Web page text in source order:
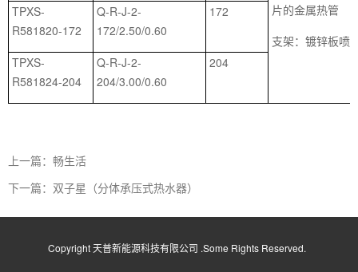
片的金属热管
支架：镀锌板喷
TPXS-
R581820-172
Q-R-J-2-
172/2.50/0.60
172
TPXS-
R581824-204
Q-R-J-2-
204/3.00/0.60
204
上一篇：畅生活
下一篇：双子星（分体承压式热水器）
Copyright 天普新能源科技有限公司 .Some Rights Reserved.